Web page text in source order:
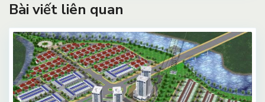
Bài viết liên quan